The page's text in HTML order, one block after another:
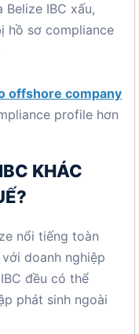
IBC xấu,
hồ sơ compliance
offshore company
profile hơn
KHÁC
nổi tiếng toàn
doanh nghiệp
đều có thể
phát sinh ngoài